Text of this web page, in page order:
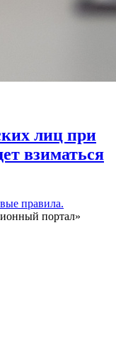
лиц при
взиматься
правила.
портал»